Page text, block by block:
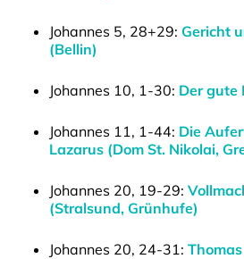
Johannes 5, 28+29: Gericht
(Bellin)
Johannes 10, 1-30: Der gute
Johannes 11, 1-44: Die
Lazarus (Dom St. Nikolai,
Johannes 20, 19-29:
(Stralsund, Grünhufe)
Johannes 20, 24-31: